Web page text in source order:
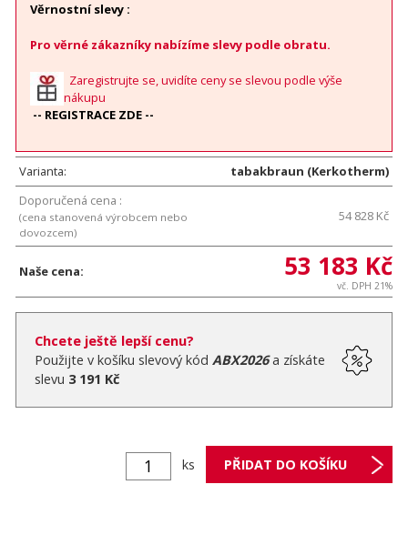
Věrnostní slevy :
Pro věrné zákazníky nabízíme slevy podle obratu.
Zaregistrujte se, uvidíte ceny se slevou podle výše
nákupu
-- REGISTRACE ZDE --
Varianta:
tabakbraun (Kerkotherm)
Doporučená cena :
(cena stanovená výrobcem nebo
dovozcem)
54 828 Kč
Naše cena: 53 183 Kč
vč. DPH 21%
Chcete ještě lepší cenu?
Použijte v košíku slevový kód ABX2026a získáte
slevu 3 191 Kč
ks